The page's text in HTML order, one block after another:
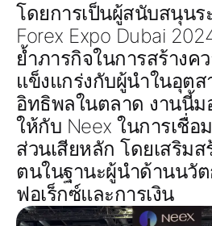
โดยการเป็นผู้สนับสนุน
Forex Expo Dubai
ย้ำภารกิจในการสร้าง
แข็งแกร่งกับผู้นำในอุต
อิทธิพลในตลาด งานนี้
ให้กับ Neex ในการเชื่
ส่วนเสียหลัก โดยเสริม
ตนในฐานะผู้นำด้านนวั
ฟอเร็กซ์และการเงิน